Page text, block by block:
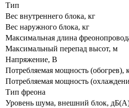
Тип
Вес внутреннего блока, кг
Вес наружного блока, кг
Максимальная длина
Максимальный перепад высот, м
Напряжение, В
Потребляемая мощность (обогрев),
Потребляемая мощность
Тип фреона
Уровень шума, внешний блок,